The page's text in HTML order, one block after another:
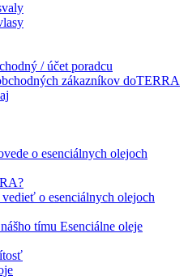
/ účet poradcu
zákazníkov doTERRA
o esenciálnych olejoch
o esenciálnych olejoch
tímu Esenciálne oleje